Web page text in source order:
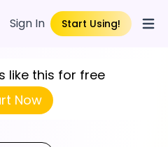
Sign In Start Using!
like this for free
Now